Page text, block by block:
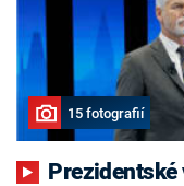
15 fotografií